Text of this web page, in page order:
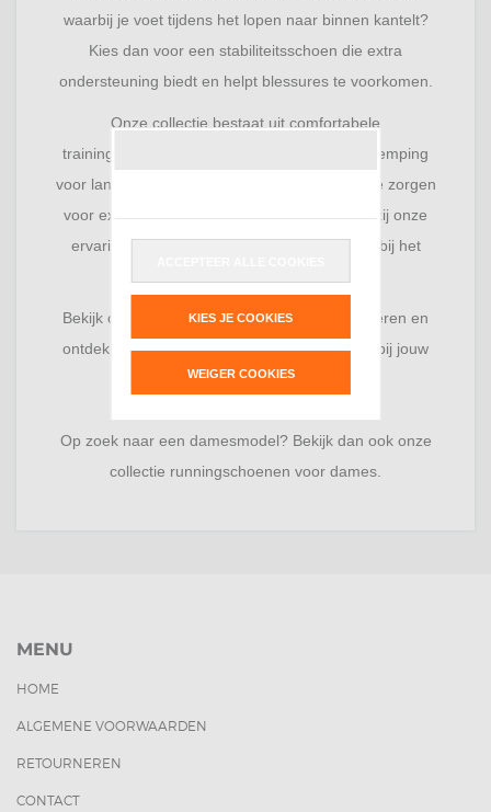
waarbij je voet tijdens het lopen naar binnen kantelt?
Kies dan voor een stabiliteitsschoen die extra
ondersteuning biedt en helpt blessures te voorkomen.
Onze collectie bestaat uit comfortabele
trainingsschoenen, modellen met maximale demping
voor lange afstanden en hardloopschoenen die zorgen
voor extra stabiliteit tijdens iedere stap. Dankzij onze
ervaring als sportretailer helpen wij je graag bij het
Bekijk onze collectie runningschoenen voor heren en
ontdek welke hardloopschoen het beste past bij jouw
loopstijl en trainingsdoelen.
Op zoek naar een damesmodel? Bekijk dan ook onze
collectie runningschoenen voor dames.
MENU
HOME
ALGEMENE VOORWAARDEN
RETOURNEREN
CONTACT
KIES JE COOKIES
WEIGER COOKIES